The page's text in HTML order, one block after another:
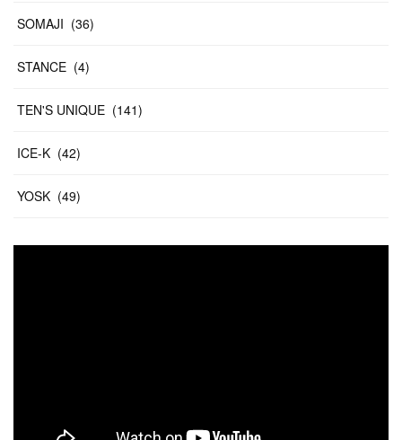
SOMAJI (36)
STANCE (4)
TEN'S UNIQUE (141)
ICE-K (42)
YOSK (49)